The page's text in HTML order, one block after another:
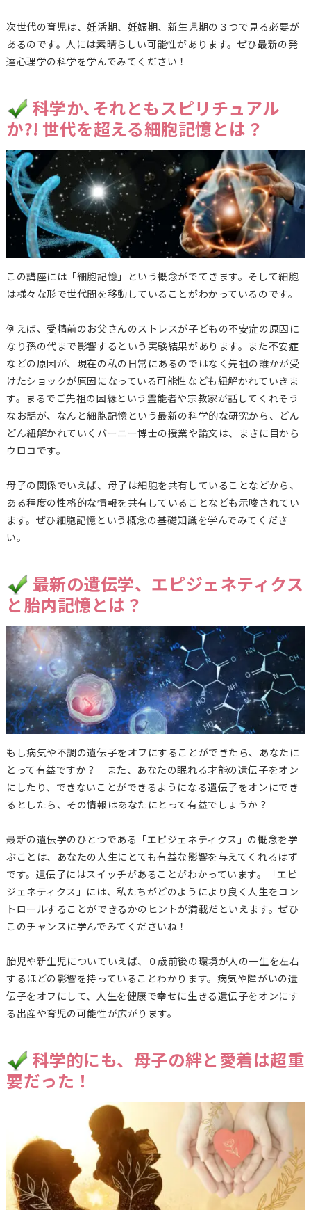
次世代の育児は、妊活期、妊娠期、新生児期の３つで見る必要が
あるのです。人には素晴らしい可能性があります。ぜひ最新の発
達心理学の科学を学んでみてください！
科学か､それともスピリチュアル
か?! 世代を超える細胞記憶とは？
この講座には「細胞記憶」という概念がでてきます。そして細胞
は様々な形で世代間を移動していることがわかっているのです。
例えば、受精前のお父さんのストレスが子どもの不安症の原因に
なり孫の代まで影響するという実験結果があります。また不安症
などの原因が、現在の私の日常にあるのではなく先祖の誰かが受
けたショックが原因になっている可能性なども紐解かれていきま
す。まるでご先祖の因縁という霊能者や宗教家が話してくれそう
なお話が、なんと細胞記憶という最新の科学的な研究から、どん
どん紐解かれていくバーニー博士の授業や論文は、まさに目から
ウロコです。
母子の関係でいえば、母子は細胞を共有していることなどから、
ある程度の性格的な情報を共有していることなども示唆されてい
ます。ぜひ細胞記憶という概念の基礎知識を学んでみてくださ
い。
最新の遺伝学、エピジェネティクス
と胎内記憶とは？
もし病気や不調の遺伝子をオフにすることができたら、あなたに
とって有益ですか？ また、あなたの眠れる才能の遺伝子をオン
にしたり、できないことができるようになる遺伝子をオンにでき
るとしたら、その情報はあなたにとって有益でしょうか？
最新の遺伝学のひとつである「エピジェネティクス」の概念を学
ぶことは、あなたの人生にとても有益な影響を与えてくれるはず
です。遺伝子にはスイッチがあることがわかっています。「エピ
ジェネティクス」には、私たちがどのようにより良く人生をコン
トロールすることができるかのヒントが満載だといえます。ぜひ
このチャンスに学んでみてくださいね！
胎児や新生児についていえば、０歳前後の環境が人の一生を左右
するほどの影響を持っていることわかります。病気や障がいの遺
伝子をオフにして、人生を健康で幸せに生きる遺伝子をオンにす
る出産や育児の可能性が広がります。
科学的にも、母子の絆と愛着は超重
要だった！